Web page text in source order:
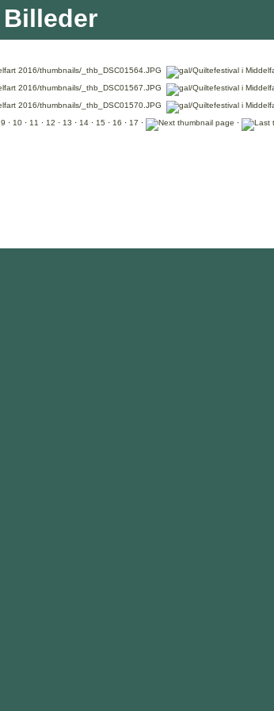
Billeder
9 · 10 · 11 · 12 · 13 · 14 · 15 · 16 · 17 · ·